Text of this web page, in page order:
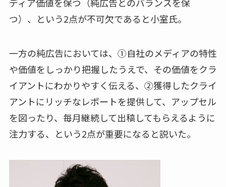
つ）、という2点が不可欠であると小室氏。
一方の純広告においては、①自社のメディアの特性
や価値をしっかり把握したうえで、その価値をクラ
イアントにわかりやすく伝える、②獲得したクライ
アントにリッチなレポートを提供して、アップセル
を図ったり、毎月継続して出稿してもらえるように
注力する、という2点が重要になると説いた。